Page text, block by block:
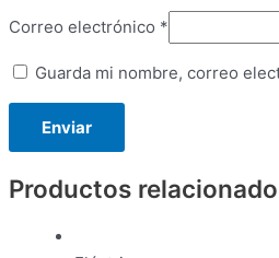
Correo electrónico *
Guarda mi nombre, correo
Productos